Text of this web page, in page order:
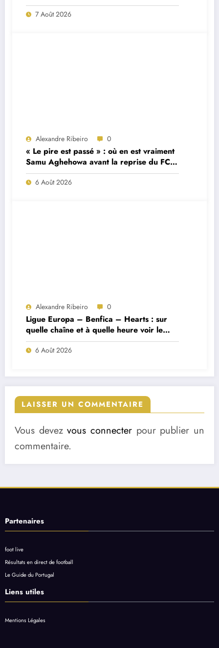
7 Août 2026
Alexandre Ribeiro 0
« Le pire est passé » : où en est vraiment
Samu Aghehowa avant la reprise du FC
Porto ?
6 Août 2026
Alexandre Ribeiro 0
Ligue Europa – Benfica – Hearts : sur
quelle chaîne et à quelle heure voir le
match ?
6 Août 2026
LAISSER UN COMMENTAIRE
Vous devezvous connecter pour publier un
commentaire.
Partenaires
foot live
Résultats en direct de football
Le Guide du Portugal
Liens utiles
Mentions Légales